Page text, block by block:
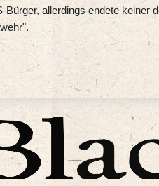
Bürger, allerdings endete keiner